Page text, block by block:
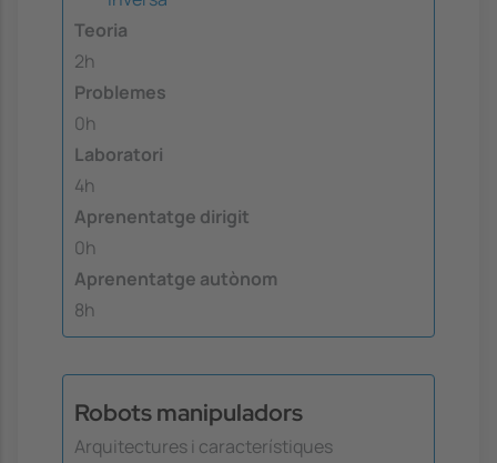
Teoria
2h
Problemes
0h
Laboratori
4h
Aprenentatge dirigit
0h
Aprenentatge autònom
8h
Robots manipuladors
Arquitectures i característiques